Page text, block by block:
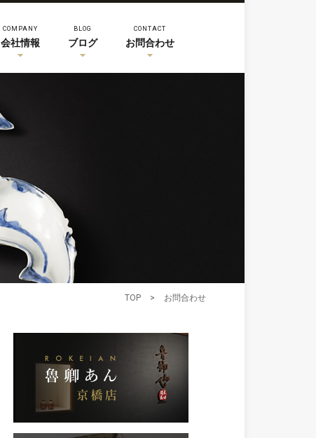
COMPANY
会社情報
BLOG
ブログ
CONTACT
お問合わせ
TOP > お問合わせ